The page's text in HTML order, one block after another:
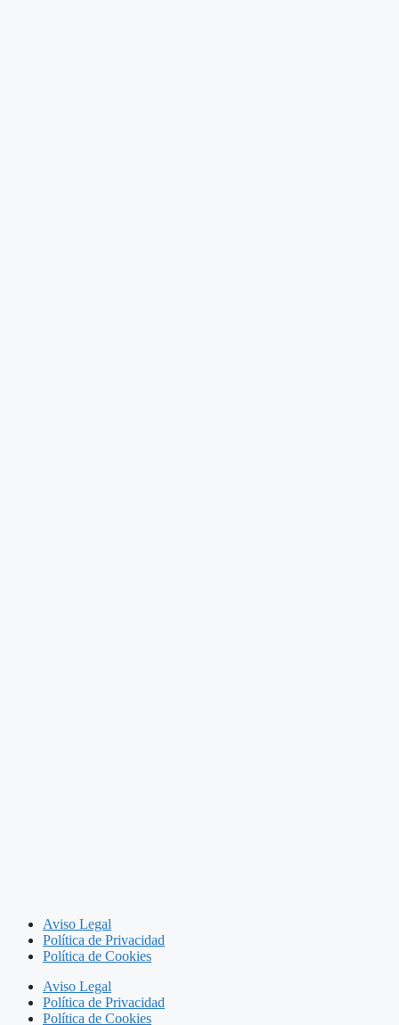
Aviso Legal
Política de Privacidad
Política de Cookies
Aviso Legal
Política de Privacidad
Política de Cookies